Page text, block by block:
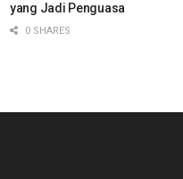
yang Jadi Penguasa
0 SHARES